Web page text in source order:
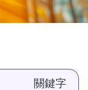
關鍵字